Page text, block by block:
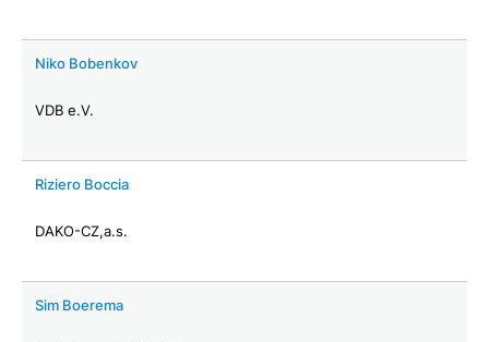
Niko Bobenkov
VDB e.V.
Riziero Boccia
DAKO-CZ,a.s.
Sim Boerema